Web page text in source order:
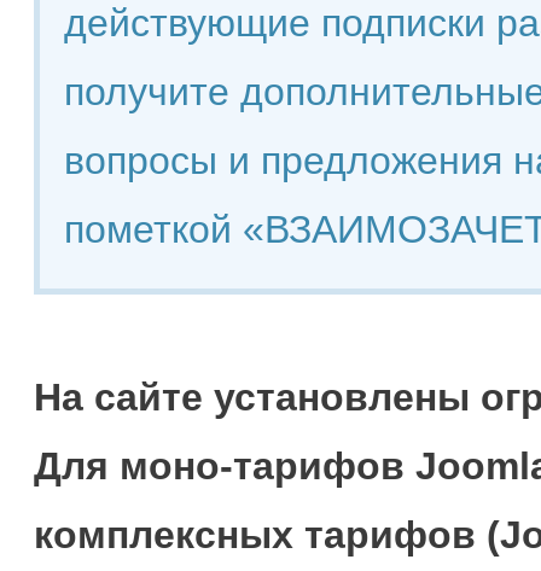
действующие подписки
получите
вопросы и предложения
пометкой
На сайте установлены
Для моно-тарифов
комплексных тарифов